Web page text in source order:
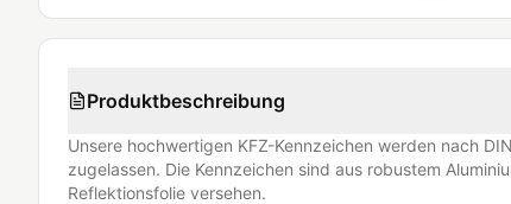
Produktbeschreibung
Unsere hochwertigen KFZ-Kennzeichen werden nach
zugelassen. Die Kennzeichen sind aus robustem
Reflektionsfolie versehen.